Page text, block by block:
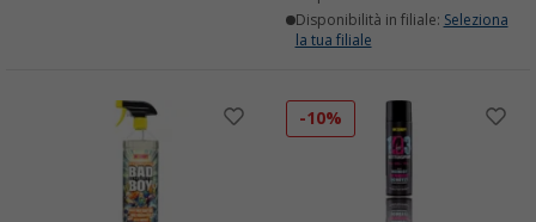
Disponibilità in filiale: Seleziona
la tua filiale
-10%